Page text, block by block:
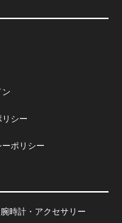
ン
シー
ポリシー
時計・アクセサリー